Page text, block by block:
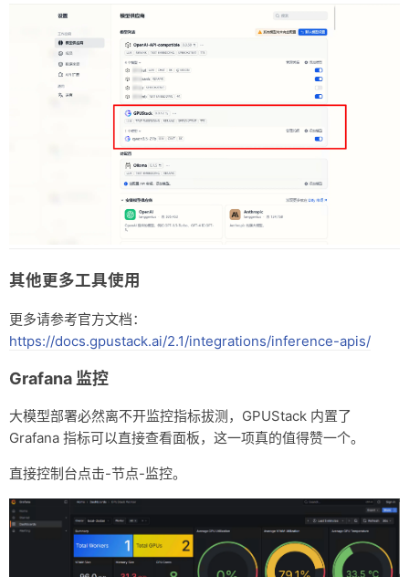
其他更多工具使用
更多请参考官方文档：
https://docs.gpustack.ai/2.1/integrations/inference-apis/
Grafana 监控
大模型部署必然离不开监控指标拔测，GPUStack 内置了
Grafana 指标可以直接查看面板，这一项真的值得赞一个。
直接控制台点击-节点-监控。